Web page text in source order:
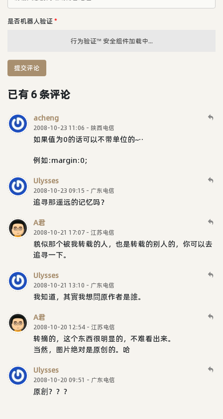
是否机器人验证 *
行为验证™ 安全组件加载中...
提交评论
已有 6 条评论
acheng
2008-10-23 11:06 - 陕西电信
如果值为0的话可以不带单位的~··
例如:margin:0;
Ulysses
2008-10-23 09:15 - 广东电信
追寻那遥远的记忆吗？
A君
2008-10-21 17:07 - 江苏电信
貌似那个被我转载的人，也是转载的别人的，你可以去
追寻一下。
Ulysses
2008-10-21 13:10 - 广东电信
我知道，其實我想問原作者是誰。
A君
2008-10-20 12:54 - 江苏电信
转摘的，这个东西很明显的，不难看出来。
当然，图片绝对是原创的。哈
Ulysses
2008-10-20 09:51 - 广东电信
原創？？？